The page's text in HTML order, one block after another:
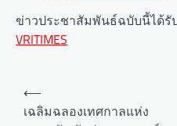
ข่าวประชาสัมพันธ์ฉบับนี้ได้รั
VRITIMES
⟵
เฉลิมฉลองเทศกาลแห่ง